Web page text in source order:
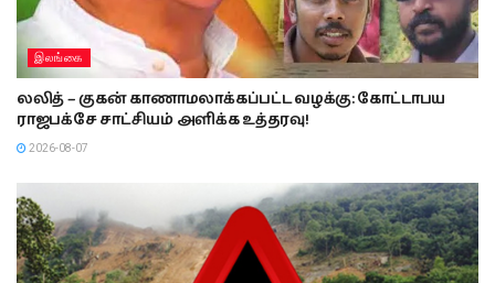
இலங்கை
லலித் – குகன் காணாமலாக்கப்பட்ட வழக்கு: கோட்டாபய
ராஜபக்சே சாட்சியம் அளிக்க உத்தரவு!
2026-08-07